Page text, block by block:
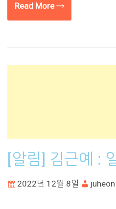
Read More →
[알림] 김근예 :
2022년 12월 8일